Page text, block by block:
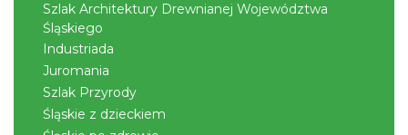
Koncert orkiestry dętej „Echo Adwentu”
Wisła
Szlak Architektury Drewnianej Województwa
Śląskiego
Industriada
Juromania
Szlak Przyrody
Śląskie z dzieckiem